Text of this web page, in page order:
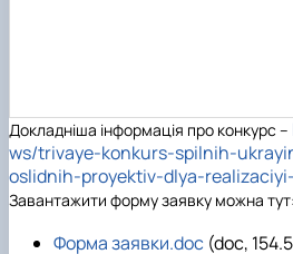
Докладніша інформація про конкурс –
ws/trivaye-konkurs-spilnih-
oslidnih-proyektiv-dlya-
Завантажити форму заявку можна тут:
Форма заявки.doc (doc,